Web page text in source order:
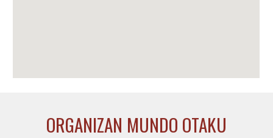
ORGANIZAN MUNDO OTAKU